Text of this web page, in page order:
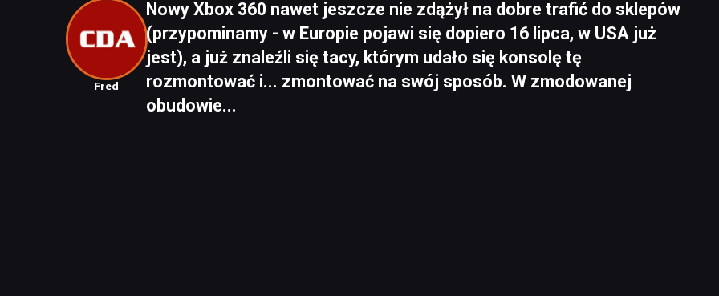
Fred
Nowy Xbox 360 nawet jeszcze nie zdążył na dobre trafić do sklepów
(przypominamy - w Europie pojawi się dopiero 16 lipca, w USA już
jest), a już znaleźli się tacy, którym udało się konsolę tę
rozmontować i... zmontować na swój sposób. W zmodowanej
obudowie...